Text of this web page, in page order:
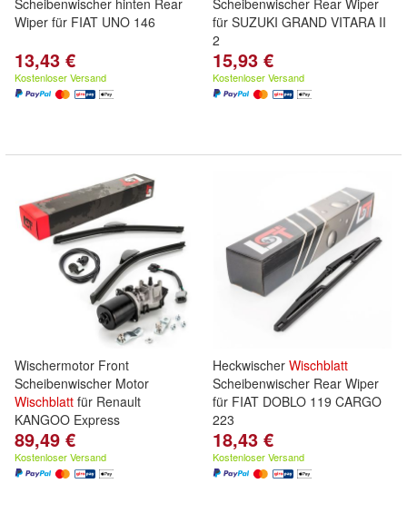
Scheibenwischer hinten Rear
Wiper für FIAT UNO 146
13,43 €
Kostenloser Versand
Scheibenwischer Rear Wiper
für SUZUKI GRAND VITARA II
2
15,93 €
Kostenloser Versand
Wischermotor Front
Scheibenwischer Motor
Wischblatt für Renault
KANGOO Express
89,49 €
Kostenloser Versand
Heckwischer Wischblatt
Scheibenwischer Rear Wiper
für FIAT DOBLO 119 CARGO
223
18,43 €
Kostenloser Versand